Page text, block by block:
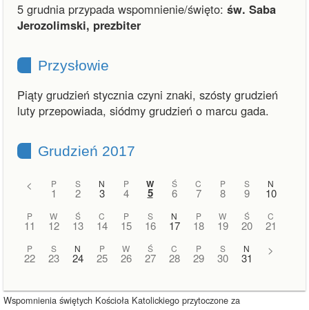
5 grudnia przypada wspomnienie/święto: św. Saba
Jerozolimski, prezbiter
Przysłowie
Piąty grudzień stycznia czyni znaki, szósty grudzień
luty przepowiada, siódmy grudzień o marcu gada.
Grudzień 2017
< P
1
S
2
N
3
P
4
W
5
Ś
6
C
7
P
8
S
9
N
10
P
11
W
12
Ś
13
C
14
P
15
S
16
N
17
P
18
W
19
Ś
20
C
21
P
22
S
23
N
24
P
25
W
26
Ś
27
C
28
P
29
S
30
N
31
>
Wspomnienia świętych Kościoła Katolickiego przytoczone za